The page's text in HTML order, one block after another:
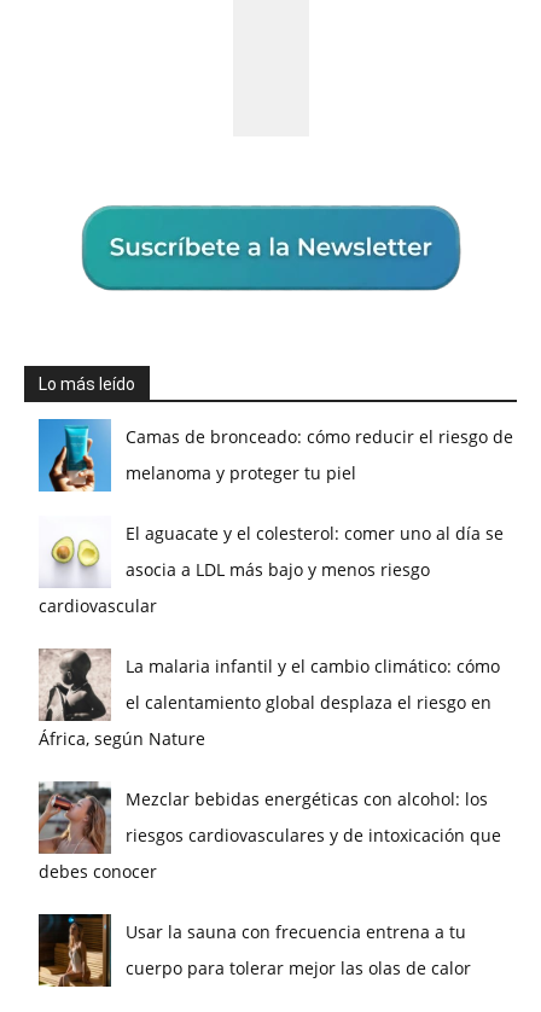
Lo más leído
Camas de bronceado: cómo reducir el riesgo de
melanoma y proteger tu piel
El aguacate y el colesterol: comer uno al día se
asocia a LDL más bajo y menos riesgo
cardiovascular
La malaria infantil y el cambio climático: cómo
el calentamiento global desplaza el riesgo en
África, según Nature
Mezclar bebidas energéticas con alcohol: los
riesgos cardiovasculares y de intoxicación que
debes conocer
Usar la sauna con frecuencia entrena a tu
cuerpo para tolerar mejor las olas de calor